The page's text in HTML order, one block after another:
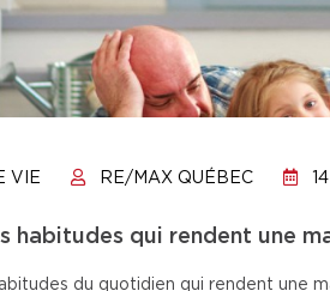
VIE RE/MAX QUÉBEC
habitudes qui rendent une
du quotidien qui rendent une